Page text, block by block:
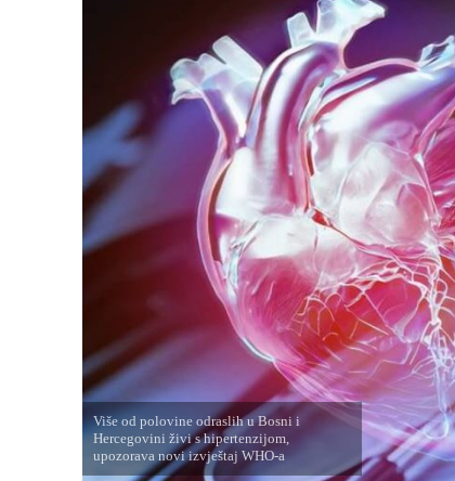
Više od polovine odraslih u Bosni i
Hercegovini živi s hipertenzijom,
upozorava novi izvještaj WHO-a